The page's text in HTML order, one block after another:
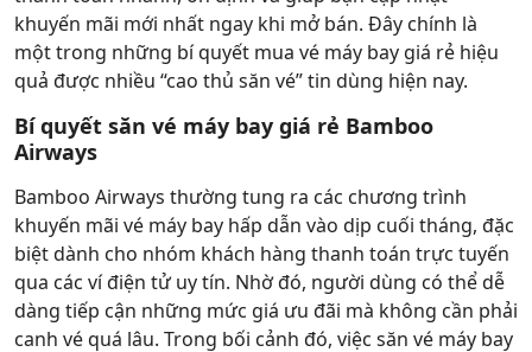
khuyến mãi mới nhất ngay khi mở bán. Đây chính là
một trong những bí quyết mua vé máy bay giá rẻ hiệu
quả được nhiều “cao thủ săn vé” tin dùng hiện nay.
Bí quyết săn vé máy bay giá rẻ Bamboo
Airways
Bamboo Airways thường tung ra các chương trình
khuyến mãi vé máy bay hấp dẫn vào dịp cuối tháng, đặc
biệt dành cho nhóm khách hàng thanh toán trực tuyến
qua các ví điện tử uy tín. Nhờ đó, người dùng có thể dễ
dàng tiếp cận những mức giá ưu đãi mà không cần phải
canh vé quá lâu. Trong bối cảnh đó, việc săn vé máy bay